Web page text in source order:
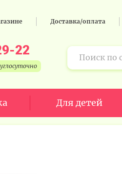
Доставка/оплата
22
Для детей